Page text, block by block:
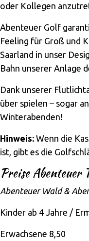
oder Kollegen
Abenteuer Golf
Feeling für Groß und
Saarland in unser
Bahn unserer Anlage
Dank unserer
über spielen – sogar
Winterabenden!
Hinweis: Wenn die
ist, gibt es die
Preise Abenteuer
Abenteuer Wald &
Kinder ab 4 Jahre /
Erwachsene 8,50